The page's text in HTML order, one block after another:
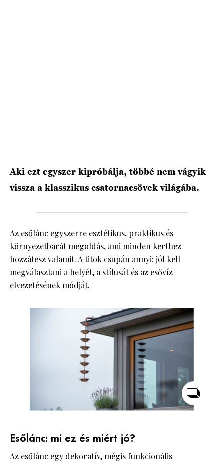
Aki ezt egyszer kipróbálja, többé nem vágyik
vissza a klasszikus csatornacsövek világába.
Az esőlánc egyszerre esztétikus, praktikus és
környezetbarát megoldás, ami minden kerthez
hozzátesz valamit. A titok csupán annyi: jól kell
megválasztani a helyét, a stílusát és az esővíz
elvezetésének módját.
Esőlánc: mi ez és miért jó?
Az esőlánc egy dekoratív, mégis funkcionális